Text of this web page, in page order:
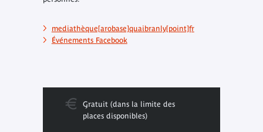
mediathèque[arobase]quaibranly[point]fr
Événements Facebook
Gratuit (dans la limite des
places disponibles)